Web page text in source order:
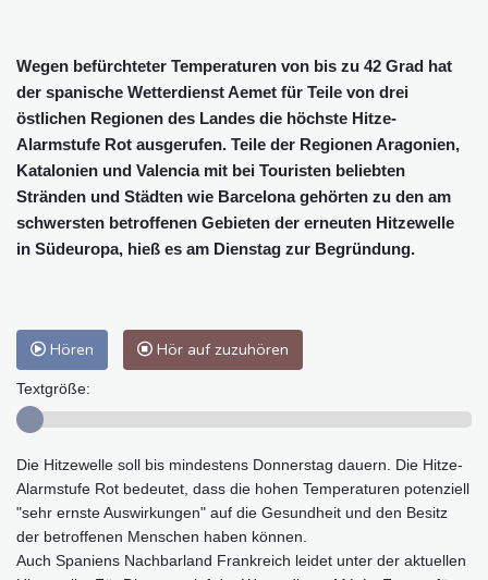
Wegen befürchteter Temperaturen von bis zu 42 Grad hat
der spanische Wetterdienst Aemet für Teile von drei
östlichen Regionen des Landes die höchste Hitze-
Alarmstufe Rot ausgerufen. Teile der Regionen Aragonien,
Katalonien und Valencia mit bei Touristen beliebten
Stränden und Städten wie Barcelona gehörten zu den am
schwersten betroffenen Gebieten der erneuten Hitzewelle
in Südeuropa, hieß es am Dienstag zur Begründung.
Hören Hör auf zuzuhören
Textgröße:
Die Hitzewelle soll bis mindestens Donnerstag dauern. Die Hitze-
Alarmstufe Rot bedeutet, dass die hohen Temperaturen potenziell
"sehr ernste Auswirkungen" auf die Gesundheit und den Besitz
der betroffenen Menschen haben können.
Auch Spaniens Nachbarland Frankreich leidet unter der aktuellen